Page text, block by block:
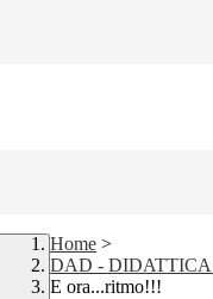
Home >
DAD - DIDATTICA
E ora...ritmo!!!